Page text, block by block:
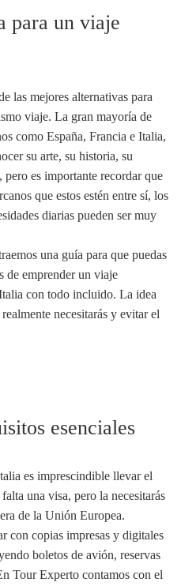
para un viaje
las mejores alternativas para
viaje. La gran mayoría de
como España, Francia e Italia,
su arte, su historia, su
es importante recordar que
que estos estén entre sí, los
diarias pueden ser muy
una guía para que puedas
de emprender un viaje
con todo incluido. La idea
necesitarás y evitar el
esenciales
es imprescindible llevar el
una visa, pero la necesitarás
de la Unión Europea.
con copias impresas y digitales
boletos de avión, reservas
Tour Experto contamos con el